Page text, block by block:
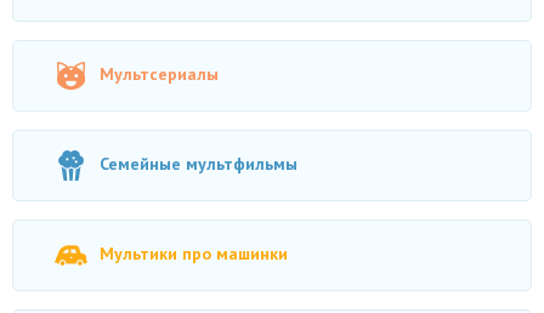
Мультсериалы
Семейные мультфильмы
Мультики про машинки